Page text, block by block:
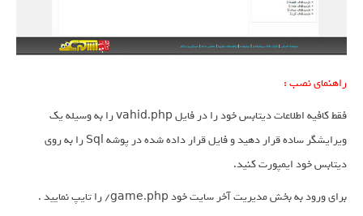
راهنمای نصب :
فقط کافیه اطلاعات دیتابس خود را در فایل vahid.php را به وسیله یک
ویرایشگر ساده قرار دهید و فایل قرار داده شده در پوشه Sql را به روی
دیتابس خود ایمپورت کنید.
برای ورود به بخش مدیریت آخر سایت خود game.php/ را تایپ نمایید .